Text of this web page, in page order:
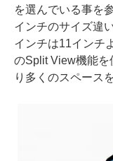
を選んでいる事を
インチのサイズ違
インチは11インチ
のSplit View機能を
り多くのスペース